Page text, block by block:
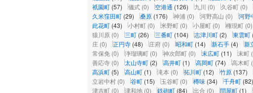
祇園町 (57) 儀式 (0) 空港通 (126) 九川 (0) 久谷町 (0)
久米窪田町 (29) 桑原 (176) 神浦 (0) 河野高山 (0) 河野
此花町 (43) 小村町 (0) 米野町 (0) 小屋町 (0) 権現町 (0)
猿川原 (0) 三町 (26) 三番町 (104) 志津川町 (2) 東雲町
庄 (0) 正円寺 (48) 庄府 (0) 昭和町 (14) 新石手 (4) 新
常保免 (0) 浄瑠璃町 (0) 神次郎町 (0) 末広町 (11) 末町
善応寺 (0) 太山寺町 (2) 高井町 (1) 高岡町 (74) 高木町
高浜町 (5) 高山町 (1) 滝本 (0) 拓川町 (12) 竹原 (137)
立岩中村 (0) 谷町 (15) 玉谷町 (0) 樽味 (34) 千舟町 (82)
津吉町 (0) 津和地 (0) 鉄砲町 (84) 出合 (0) 問屋町 (1)